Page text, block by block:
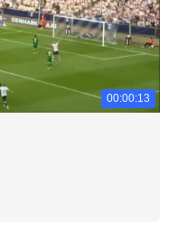
00:00:13